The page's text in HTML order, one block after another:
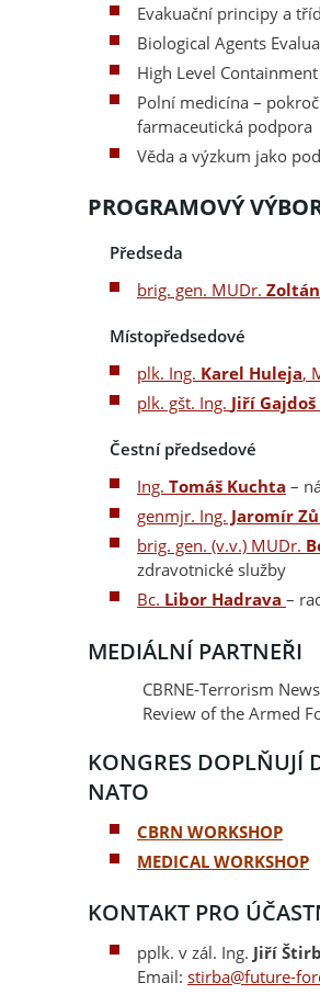
Evakuační principy a
Biological Agents
High Level
Polní medicína –
farmaceutická podpora
Věda a výzkum jako
Předseda
brig. gen. MUDr.
Místopředsedové
plk. Ing. Karel Huleja,
plk. gšt. Ing. Jiří Gajdoš
Čestní předsedové
Ing. Tomáš Kuchta –
genmjr. Ing. Jaromír
brig. gen. (v.v.) MUDr.
zdravotnické služby
Bc. Libor Hadrava –
MEDIÁLNÍ PARTNEŘI
CBRNE-Terrorism
Review of the Armed
KONGRES DOPLŇUJÍ
NATO
CBRN WORKSHOP
MEDICAL WORKSHOP
KONTAKT PRO
pplk. v zál. Ing. Jiří
Email: stirba@future-